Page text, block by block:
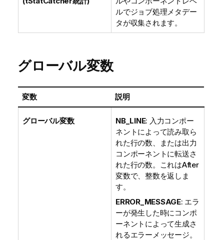
ルでジョブ処理メタデー
タが収集されます。
グローバル変数
変数 説明
グローバル変数 NB_LINE: 入力コンポー
ネントによって読み取ら
れた行の数、または出力
コンポーネントに転送さ
れた行の数。これはAfter
変数で、整数を返しま
す。
ERROR_MESSAGE: エラ
ーが発生した時にコンポ
ーネントによって生成さ
れるエラーメッセージ。